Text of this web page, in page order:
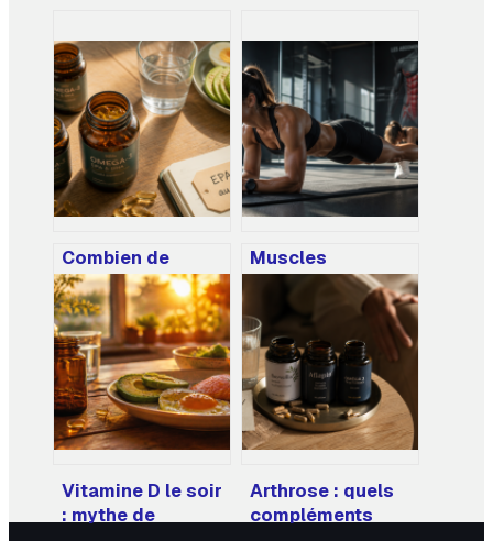
Combien de
gélules d’oméga
3 par jour ? Guide
de dosage selon
vos besoins réels
Muscles
abdominaux
antéro-latéraux :
4 couches pour
stabiliser votre
dos et votre
posture
Vitamine D le soir
: mythe de
Arthrose : quels
compléments